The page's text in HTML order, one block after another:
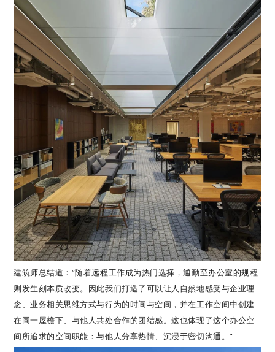
建筑师总结道：“随着远程工作成为热门选择，通勤至办公室的规程
则发生刻本质改变。因此我们打造了可以让人自然地感受与企业理
念、业务相关思维方式与行为的时间与空间，并在工作空间中创建
在同一屋檐下、与他人共处合作的团结感。这也体现了这个办公空
间所追求的空间职能：与他人分享热情、沉浸于密切沟通。”